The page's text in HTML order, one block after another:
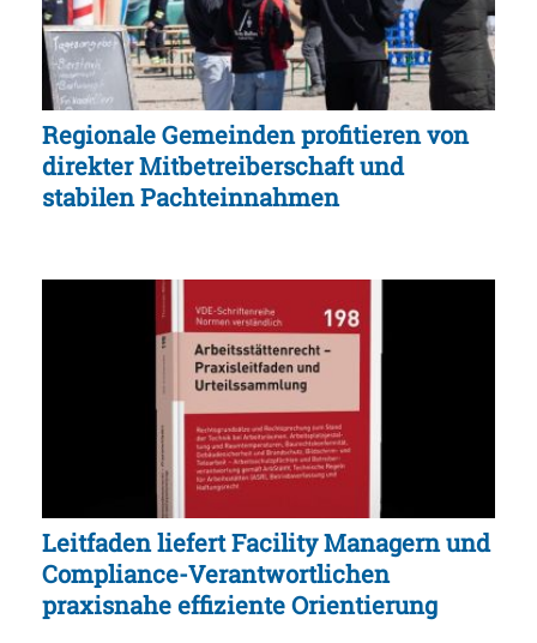
Regionale Gemeinden profitieren von
direkter Mitbetreiberschaft und
stabilen Pachteinnahmen
Leitfaden liefert Facility Managern und
Compliance-Verantwortlichen
praxisnahe effiziente Orientierung